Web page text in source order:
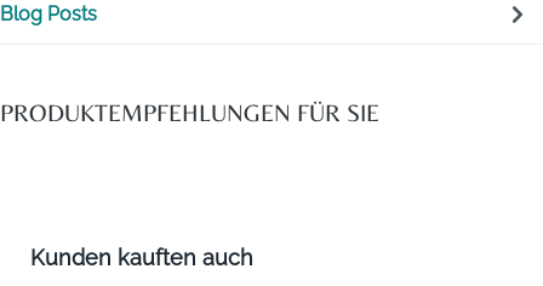
Blog Posts
PRODUKTEMPFEHLUNGEN FÜR SIE
Produktgalerie überspringen
Kunden kauften auch